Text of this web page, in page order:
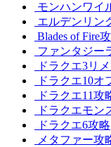
モンハンワイ
エルデンリン
Blades of Fire
ファンタジー
ドラクエ3リ
ドラクエ10オ
ドラクエ11攻
ドラクエモン
ドラクエ6攻略
メタファー攻